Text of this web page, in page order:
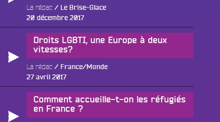
La rédac
Le Brise-Glace
Publié
20 décembre 2017
Droits LGBTI, une Europe à deux
vitesses?
La rédac
France/Monde
Publié
27 avril 2017
Comment accueille-t-on les réfugiés
en France ?